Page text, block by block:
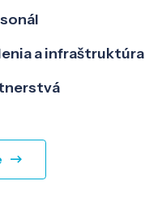
a infraštruktúra